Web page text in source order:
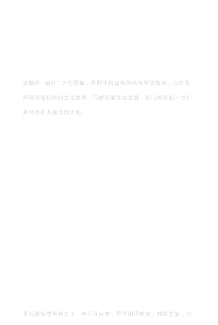
定制的 “荷叶” 造型器械，搭配生机盎然的绿色塑胶场地，似在无
声诉说着独特的文化故事，巧妙彰显文化主题，精心构筑起一方别
具特色的儿童活动天地。
于弧形休憩坐凳之上，与三五好友，尽享闲适时光。枝影婆娑，筛